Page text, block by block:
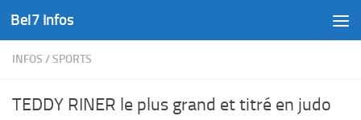
Skip to content
Bel7 Infos
INFOS /SPORTS
TEDDY RINER le plus grand et titré en judo